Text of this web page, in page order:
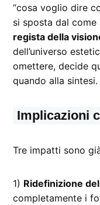
“cosa voglio dire
si sposta dal come
regista della
dell’universo
omettere, decide
quando alla sintesi.
Implicazioni
Tre impatti sono
1) Ridefinizione
completamente i